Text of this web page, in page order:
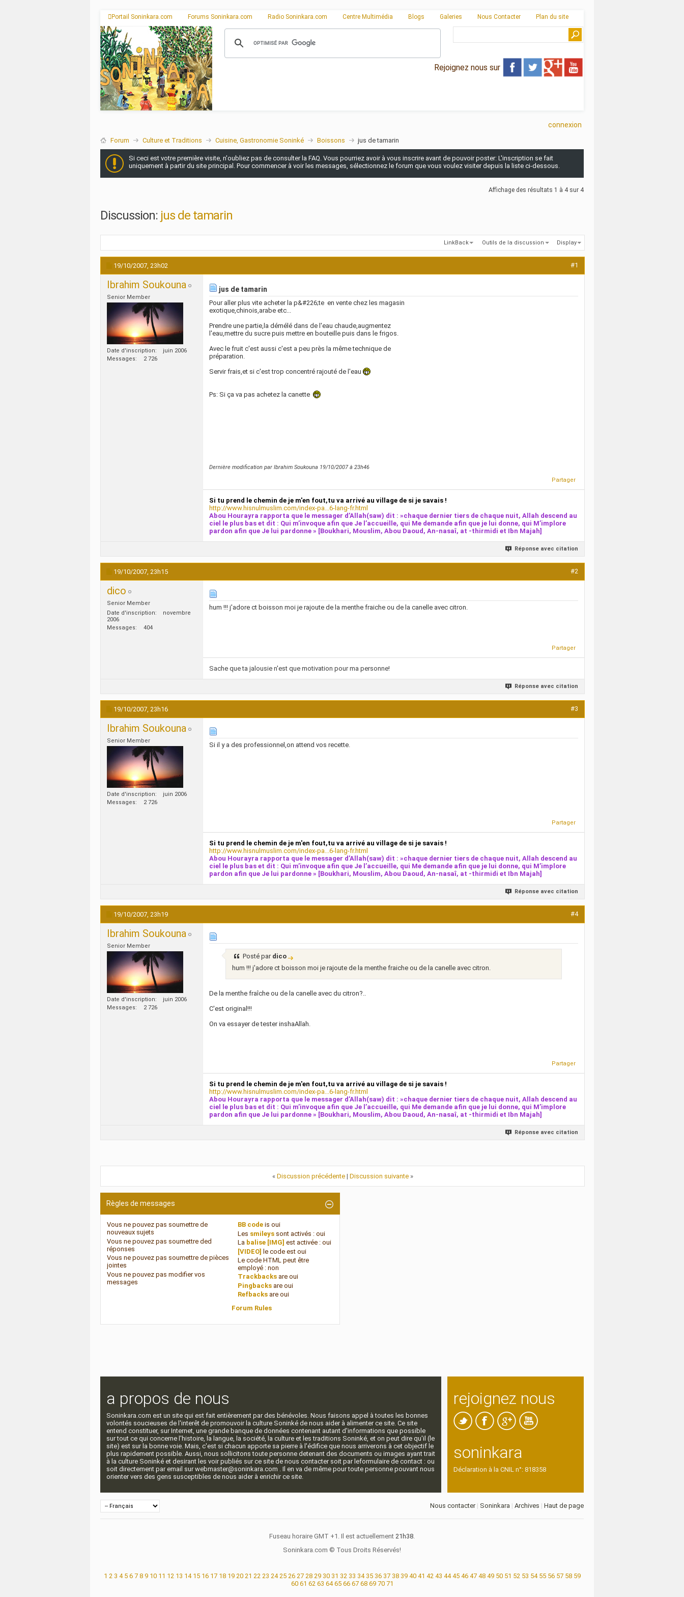
Portail Soninkara.com Forums Soninkara.com Radio Soninkara.com Centre Multimédia Blogs Galeries Nous Contacter Plan du site
Rejoignez nous sur
connexion
Forum Culture et Traditions Cuisine, Gastronomie Soninké Boissons jus de tamarin
Si ceci est votre première visite, n'oubliez pas de consulter la FAQ. Vous pourriez avoir à vous inscrire avant de pouvoir poster: L'inscription se fait
uniquement à partir du site principal. Pour commencer à voir les messages, sélectionnez le forum que vous voulez visiter depuis la liste ci-dessous.
Affichage des résultats 1 à 4 sur 4
Discussion: jus de tamarin
LinkBack Outils de la discussion Display
19/10/2007, 23h02 #1
Ibrahim Soukouna
Senior Member
Date d'inscription
juin 2006
Messages
2 726
jus de tamarin
Pour aller plus vite acheter la p&#226;te en vente chez les magasin
exotique,chinois,arabe etc...
Prendre une partie,la démélé dans de l'eau chaude,augmentez
l'eau,mettre du sucre puis mettre en bouteille puis dans le frigos.
Avec le fruit c'est aussi c'est a peu près la même technique de
préparation.
Servir frais,et si c'est trop concentré rajouté de l'eau
Ps: Si ça va pas achetez la canette
Dernière modification par Ibrahim Soukouna 19/10/2007 à 23h46
Partager
Si tu prend le chemin de je m'en fout,tu va arrivé au village de si je savais !
http://www.hisnulmuslim.com/index-pa...6-lang-fr.html
Abou Hourayra rapporta que le messager d’Allah(saw) dit : »chaque dernier tiers de chaque nuit, Allah descend au
ciel le plus bas et dit : Qui m’invoque afin que Je l’accueille, qui Me demande afin que je lui donne, qui M’implore
pardon afin que Je lui pardonne » [Boukhari, Mouslim, Abou Daoud, An-nasaî, at -thirmidi et Ibn Majah]
Réponse avec citation
19/10/2007, 23h15 #2
dico
Senior Member
Date d'inscription
novembre
2006
Messages
404
hum !!! j'adore ct boisson moi je rajoute de la menthe fraiche ou de la canelle avec citron.
Partager
Sache que ta jalousie n'est que motivation pour ma personne!
Réponse avec citation
19/10/2007, 23h16 #3
Ibrahim Soukouna
Senior Member
Date d'inscription
juin 2006
Messages
2 726
Si il y a des professionnel,on attend vos recette.
Partager
Si tu prend le chemin de je m'en fout,tu va arrivé au village de si je savais !
http://www.hisnulmuslim.com/index-pa...6-lang-fr.html
Abou Hourayra rapporta que le messager d’Allah(saw) dit : »chaque dernier tiers de chaque nuit, Allah descend au
ciel le plus bas et dit : Qui m’invoque afin que Je l’accueille, qui Me demande afin que je lui donne, qui M’implore
pardon afin que Je lui pardonne » [Boukhari, Mouslim, Abou Daoud, An-nasaî, at -thirmidi et Ibn Majah]
Réponse avec citation
19/10/2007, 23h19 #4
Ibrahim Soukouna
Senior Member
Date d'inscription
juin 2006
Messages
2 726
Posté par dico
hum !!! j'adore ct boisson moi je rajoute de la menthe fraiche ou de la canelle avec citron.
De la menthe fraîche ou de la canelle avec du citron?..
C'est original!!!
On va essayer de tester inshaAllah.
Partager
Si tu prend le chemin de je m'en fout,tu va arrivé au village de si je savais !
http://www.hisnulmuslim.com/index-pa...6-lang-fr.html
Abou Hourayra rapporta que le messager d’Allah(saw) dit : »chaque dernier tiers de chaque nuit, Allah descend au
ciel le plus bas et dit : Qui m’invoque afin que Je l’accueille, qui Me demande afin que je lui donne, qui M’implore
pardon afin que Je lui pardonne » [Boukhari, Mouslim, Abou Daoud, An-nasaî, at -thirmidi et Ibn Majah]
Réponse avec citation
« Discussion précédente| Discussion suivante »
Règles de messages
Vous ne pouvez pas soumettre de
nouveaux sujets
Vous ne pouvez pas soumettre ded
réponses
Vous ne pouvez pas soumettre de pièces
jointes
Vous ne pouvez pas modifier vos
messages
BB codeis oui
Les smileyssont activés : oui
La balise [IMG] est activée : oui
[VIDEO] le code est oui
Le code HTML peut être
employé : non
Trackbacksare oui
Pingbacksare oui
Refbacksare oui
Forum Rules
a propos de nous
Soninkara.com est un site qui est fait entièrement par des bénévoles. Nous faisons appel à toutes les bonnes
volontés soucieuses de l'interêt de promouvoir la culture Soninké de nous aider à alimenter ce site. Ce site
entend constituer, sur Internet, une grande banque de données contenant autant d'informations que possible
sur tout ce qui concerne l'histoire, la langue, la société, la culture et les traditions Soninké, et on peut dire qu'il (le
site) est sur la bonne voie. Mais, c'est si chacun apporte sa pierre à l'édifice que nous arriverons à cet objectif le
plus rapidement possible. Aussi, nous sollicitons toute personne detenant des documents ou images ayant trait
à la culture Soninké et desirant les voir publiés sur ce site de nous contacter soit par leformulaire de contact : ou
soit directement par email sur webmaster@soninkara.com . Il en va de même pour toute personne pouvant nous
orienter vers des gens susceptibles de nous aider à enrichir ce site.
rejoignez nous
soninkara
Déclaration à la CNIL n°: 818358
Nous contacter| Soninkara | Archives | Haut de page
Fuseau horaire GMT +1. Il est actuellement 21h38.
Soninkara.com © Tous Droits Réservés!
1 2 3 4 5 6 7 8 9 10 11 12 13 14 15 16 17 18 19 20 21 22 23 24 25 26 27 28 29 30 31 32 33 34 35 36 37 38 39 40 41 42 43 44 45 46 47 48 49 50 51 52 53 54 55 56 57 58 59
60 61 62 63 64 65 66 67 68 69 70 71